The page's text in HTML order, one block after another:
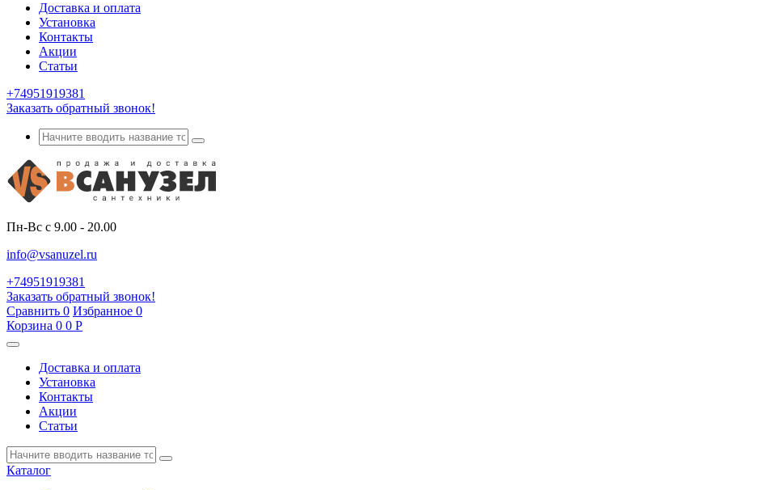
Доставка и оплата
Установка
Контакты
Акции
Статьи
+74951919381
Заказать обратный звонок!
Пн-Вс с 9.00 - 20.00
info@vsanuzel.ru
+74951919381
Заказать обратный звонок!
Сравнить 0 Избранное 0
Корзина 0 0 Р
Доставка и оплата
Установка
Контакты
Акции
Статьи
Каталог